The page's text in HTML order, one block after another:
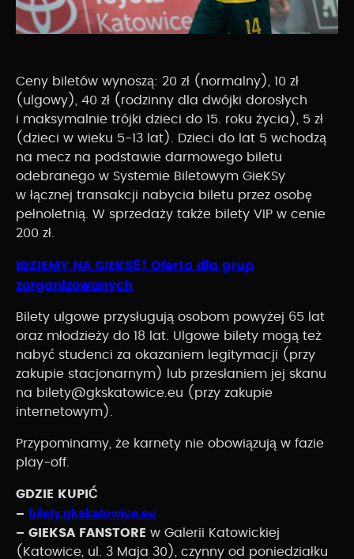
Ceny biletów wynoszą: 20 zł (normalny), 10 zł
(ulgowy), 40 zł (rodzinny dla dwójki dorosłych
i maksymalnie trójki dzieci do 15. roku życia), 5 zł
(dzieci w wieku 5-13 lat). Dzieci do lat 5 wchodzą
na mecz na podstawie darmowego biletu
odebranego w Systemie Biletowym GieKSy
w łącznej transakcji nabycia biletu przez osobę
pełnoletnią. W sprzedaży także bilety VIP w cenie
200 zł.
IDZIEMY NA GIEKSĘ! Oferta dla grup
zorganizowanych
Bilety ulgowe przysługują osobom powyżej 65 lat
oraz młodzieży do 18 lat. Ulgowe bilety mogą też
nabyć studenci za okazaniem legitymacji (przy
zakupie stacjonarnym) lub przesłaniem jej skanu
na bilety@gkskatowice.eu (przy zakupie
internetowym).
Przypominamy, że karnety nie obowiązują w fazie
play-off.
GDZIE KUPIĆ
– bilety.gkskatowice.eu
– GIEKSA FANSTORE w Galerii Katowickiej
(Katowice, ul. 3 Maja 30), czynny od poniedziałku